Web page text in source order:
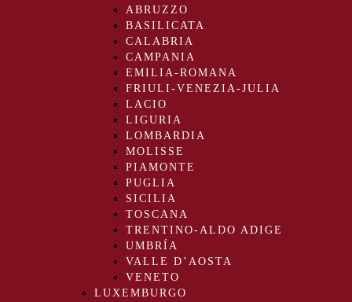
ABRUZZO
BASILICATA
CALABRIA
CAMPANIA
EMILIA-ROMANA
FRIULI-VENEZIA-JULIA
LACIO
LIGURIA
LOMBARDIA
MOLISSE
PIAMONTE
PUGLIA
SICILIA
TOSCANA
TRENTINO-ALDO ADIGE
UMBRÍA
VALLE D’AOSTA
VENETO
LUXEMBURGO